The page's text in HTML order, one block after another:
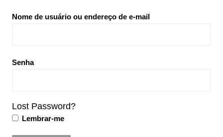
Nome de usuário ou endereço de e-mail
Senha
Lost Password?
Lembrar-me